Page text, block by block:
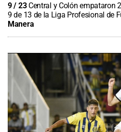
9/ 23 Central y Colón empataron
9 de 13 de la Liga Profesional de
Manera